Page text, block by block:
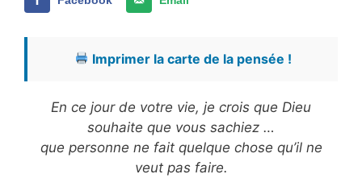
Imprimer la carte de la pensée !
En ce jour de votre vie, je crois que Dieu
souhaite que vous sachiez …
que personne ne fait quelque chose qu’il ne
veut pas faire.